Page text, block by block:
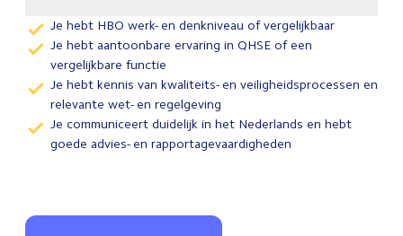
Je hebt HBO werk- en denkniveau of vergelijkbaar
Je hebt aantoonbare ervaring in QHSE of een
vergelijkbare functie
Je hebt kennis van kwaliteits- en veiligheidsprocessen en
relevante wet- en regelgeving
Je communiceert duidelijk in het Nederlands en hebt
goede advies- en rapportagevaardigheden